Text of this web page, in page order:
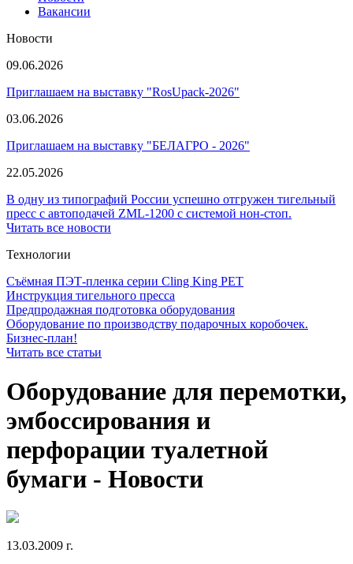
Вакансии
Новости
09.06.2026
Приглашаем на выставку "RosUpack-2026"
03.06.2026
Приглашаем на выставку "БЕЛАГРО - 2026"
22.05.2026
В одну из типографий России успешно отгружен тигельный
пресс с автоподачей ZML-1200 с системой нон-стоп.
Читать все новости
Технологии
Съёмная ПЭТ-пленка серии Cling King PET
Инструкция тигельного пресса
Предпродажная подготовка оборудования
Оборудование по производству подарочных коробочек.
Бизнес-план!
Читать все статьи
Оборудование для перемотки,
эмбоссирования и
перфорации туалетной
бумаги - Новости
13.03.2009 г.